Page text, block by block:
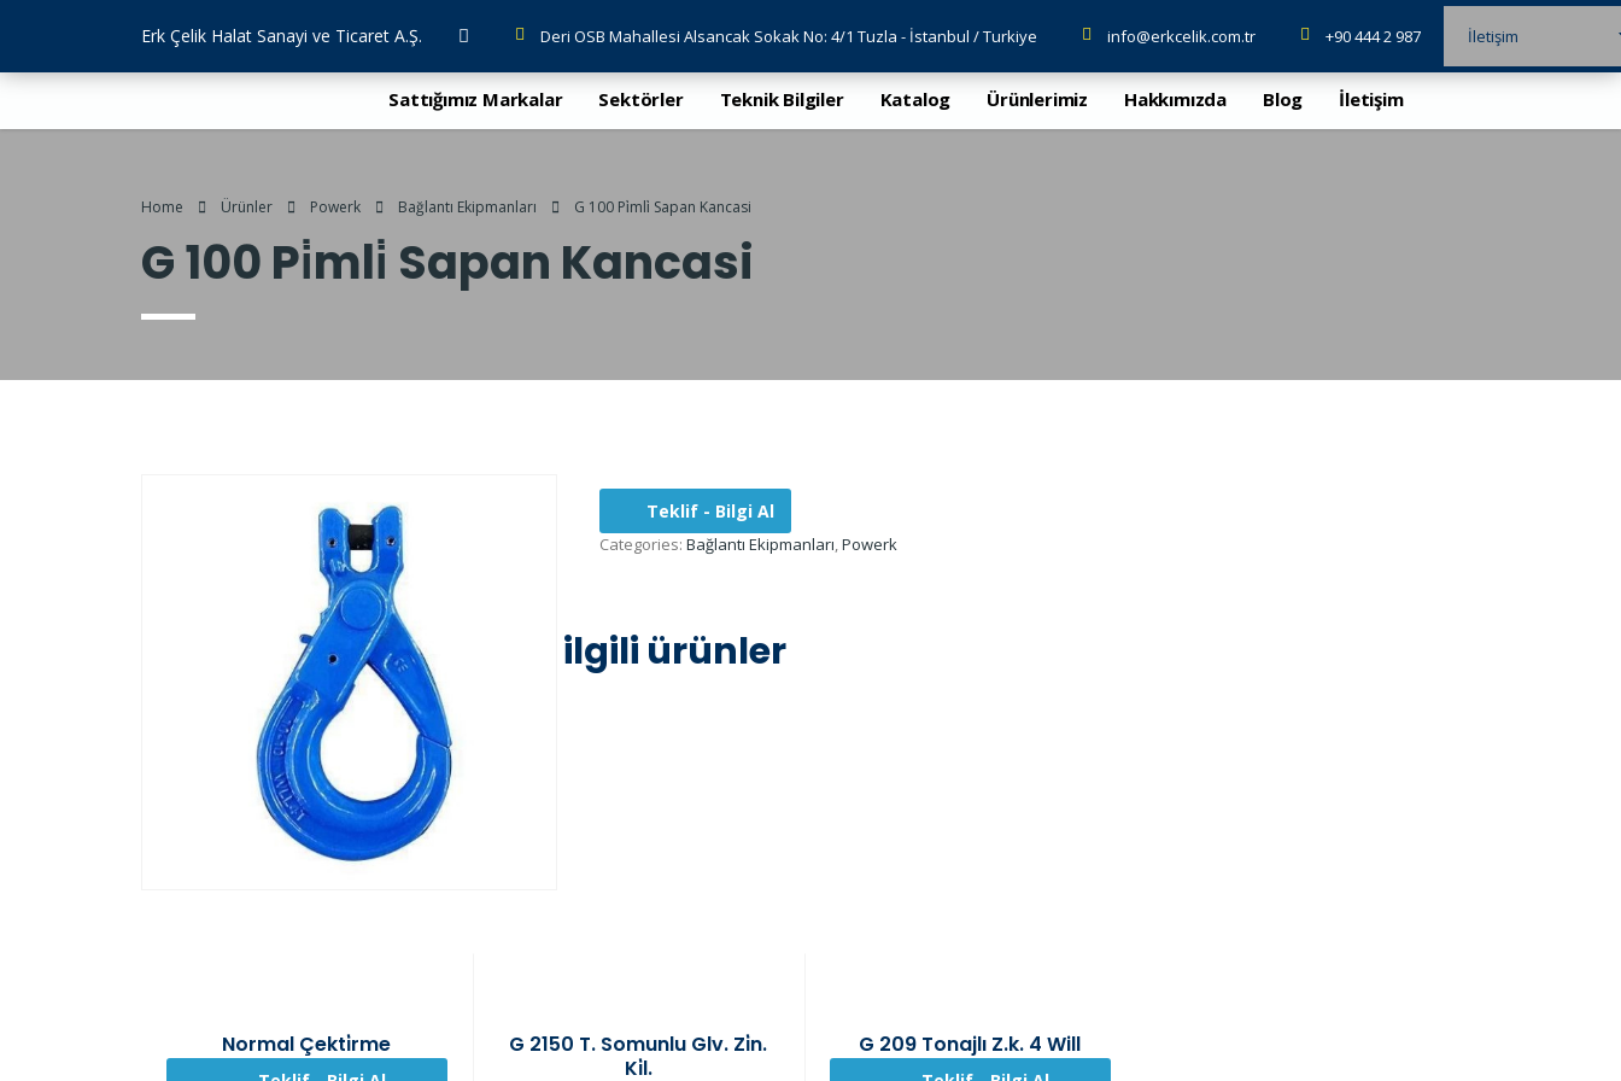
Erk Çelik Halat Sanayi ve Ticaret A.Ş. İletişim
Deri OSB Mahallesi Alsancak Sokak No: 4/1 Tuzla - İstanbul / Turkiye info@erkcelik.com.tr +90 444 2 987
Sattığımız Markalar Sektörler Teknik Bilgiler Katalog Ürünlerimiz Hakkımızda Blog İletişim
Home Ürünler Powerk Bağlantı Ekipmanları G 100 Pi̇mli̇ Sapan Kancasi
G 100 Pi̇mli̇ Sapan Kancasi
Teklif - Bilgi Al
Categories: Bağlantı Ekipmanları,Powerk
ilgili ürünler
Normal Çekti̇rme
G 2150 T. Somunlu Glv. Zi̇n.
Ki̇l.
G 209 Tonajlı Z.k. 4 Will